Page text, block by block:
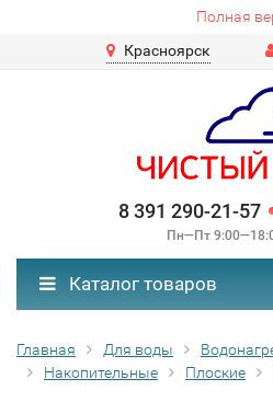
Полная
Красноярск
8 391 290-21-57
Пн—Пт
Каталог товаров
Главная Для воды
Накопительные
Плоские